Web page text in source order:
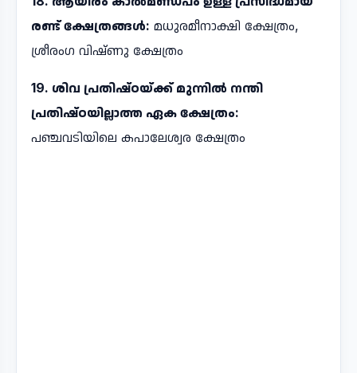
രണ്ട് ക്ഷേത്രങ്ങൾ: മധുരമീനാക്ഷി ക്ഷേത്രം,
ശ്രീരംഗ വിഷ്ണു ക്ഷേത്രം
19. ശിവ പ്രതിഷ്ഠയ്ക്ക് മുന്നിൽ നന്തി
പ്രതിഷ്ഠയില്ലാത്ത ഏക ക്ഷേത്രം:
പഞ്ചവടിയിലെ കപാലേശ്വര ക്ഷേത്രം